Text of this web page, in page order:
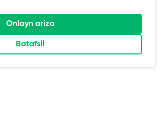
Onlayn ariza
Batafsil